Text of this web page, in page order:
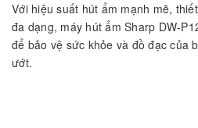
Với hiệu suất hút ẩm mạnh mẽ,
đa dạng, máy hút ẩm Sharp DW-
để bảo vệ sức khỏe và đồ đạc của
ướt.